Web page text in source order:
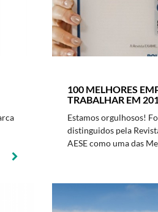
100 MELHORES
TRABALHAR EM
Estamos orgulhosos!
distinguidos pela
AESE como uma das